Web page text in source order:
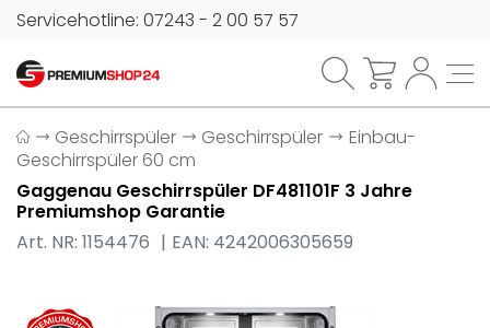
Servicehotline: 07243 - 2 00 57 57
Geschirrspüler Geschirrspüler
Einbau-
Geschirrspüler 60 cm
Gaggenau Geschirrspüler DF481101F 3 Jahre
Premiumshop Garantie
Art. NR: 1154476
EAN: 4242006305659